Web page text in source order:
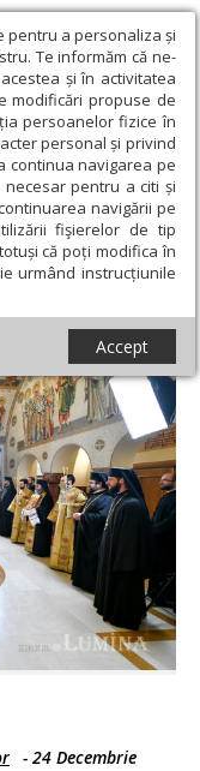
pentru a personaliza și
Te informăm că ne-
și în activitatea
modificări propuse de
persoanelor fizice în
personal și privind
continua navigarea pe
pentru a citi și
navigării pe
fişierelor de tip
că poți modifica în
urmând instrucțiunile
Accept
› Nașterea Domnului
datină la
- 24 Decembrie